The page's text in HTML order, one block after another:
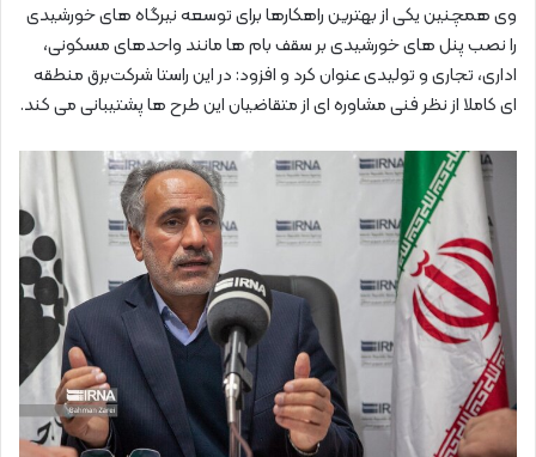
وی همچنین یکی از بهترین راهکارها برای توسعه نیرگاه های خورشیدی
را نصب پنل های خورشیدی بر سقف بام ها مانند واحدهای مسکونی،
اداری، تجاری و تولیدی عنوان کرد و افزود: در این راستا شرکت‌برق منطقه
ای کاملا از نظر فنی مشاوره ای از متقاضیان این طرح ها پشتیبانی می کند.